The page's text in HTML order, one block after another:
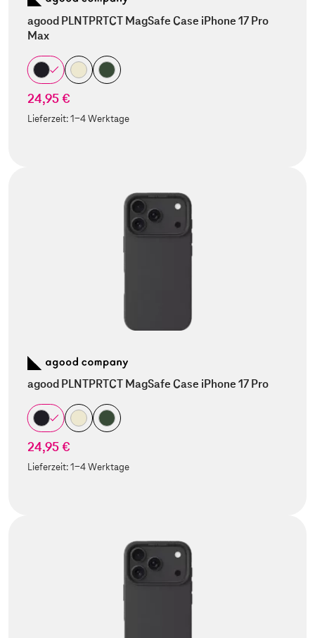
agood PLNTPRTCT MagSafe Case iPhone 17 Pro
Max
24,95 €
Lieferzeit:1-4 Werktage
agood PLNTPRTCT MagSafe Case iPhone 17 Pro
24,95 €
Lieferzeit:1-4 Werktage